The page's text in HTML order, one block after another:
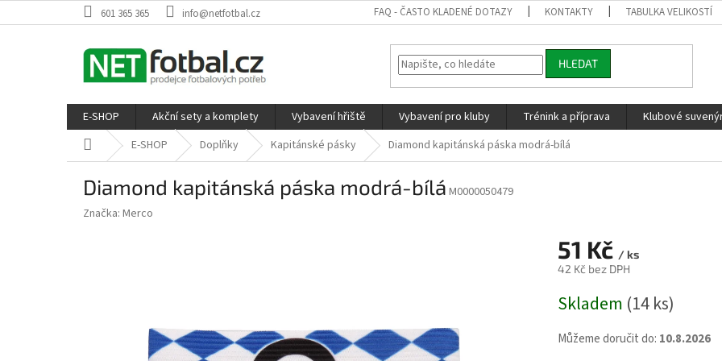
na
601 365 365 info@netfotbal.cz FAQ - ČASTO KLADENÉ DOTAZY KONTAKTY TABULKA VELIKOSTÍ
HLEDAT
E-SHOP Akční sety a komplety Vybavení hřiště Vybavení pro kluby Trénink a příprava Klubové
Domů E-SHOP Doplňky Kapitánské pásky Diamond kapitánská páska modrá-bílá
Diamond kapitánská páska modrá-bílá M0000050479
Značka: Merco
51 Kč / ks
42 Kč bez DPH
cena:
Skladem (14 ks)
Můžeme doručit do: 10.8.2026